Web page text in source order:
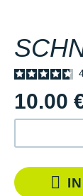
10.00